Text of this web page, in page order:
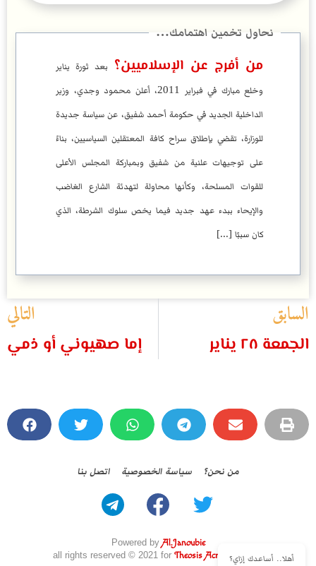
من أفرج عن الإسلاميين؟ بعد ثورة يناير
وخلع مبارك في فبراير 2011، أعلن محمود وجدي، وزير
الداخلية الجديد في حكومة أحمد شفيق، عن سياسة جديدة
للوزارة، تقضي بإطلاق سراح كافة المعتقلين السياسيين، بناءً
على توجيهات علنية من شفيق وبمباركة المجلس الأعلى
للقوات المسلحة، وكأنها محاولة لتهدئة الشارع الغاضب
والإيحاء ببدء عهد جديد فيما يخص سلوك الشرطة، الذي
كان سببًا [...]
السابق
الجمعة ٢٨ يناير
التالي
إما صهيوني أو ذمي
Powered byAl.Janoubie
all rights reserved © 2021 for Theosis Across Borders
من نحن؟ سياسة الخصوصية اتصل بنا
أهلا.. أساعدك إزاي؟